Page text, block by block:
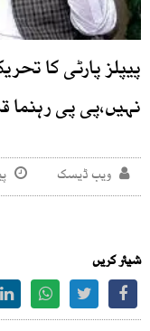
پیپلز پارٹی کا
نہیں،پی پی رہنما
ویب ڈیسک
شیئر کریں